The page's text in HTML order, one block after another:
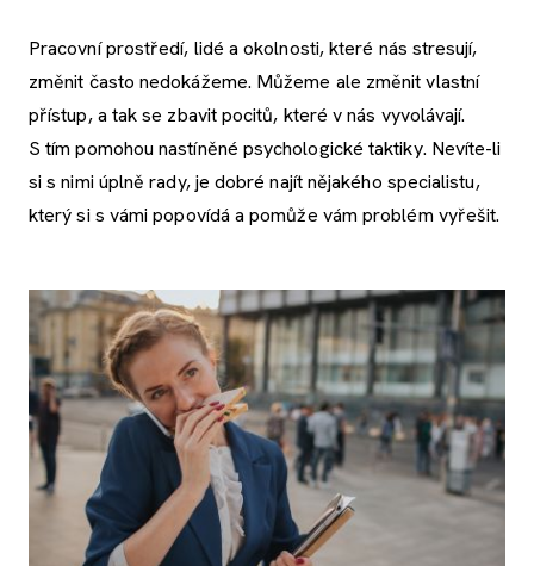
Pracovní prostředí, lidé a okolnosti, které nás stresují,
změnit často nedokážeme. Můžeme ale změnit vlastní
přístup, a tak se zbavit pocitů, které v nás vyvolávají.
S tím pomohou nastíněné psychologické taktiky. Nevíte-li
si s nimi úplně rady, je dobré najít nějakého specialistu,
který si s vámi popovídá a pomůže vám problém vyřešit.